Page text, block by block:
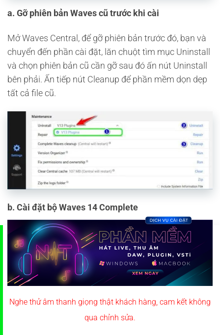
a. Gỡ phiên bản Waves cũ trước khi cài
Mở Waves Central, để gỡ phiên bản trước đó, bạn và
chuyển đến phần cài đặt, lăn chuột tìm mục Uninstall
và chọn phiên bản cũ cần gỡ sau đó ấn nút Uninstall
bên phải. Ấn tiếp nút Cleanup để phần mềm dọn dẹp
tất cả file cũ.
b. Cài đặt bộ Waves 14 Complete
Nghe thử âm thanh giọng thật khách hàng, cam kết không
qua chỉnh sửa.